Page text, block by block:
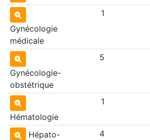
Gynécologie
médicale
1
Gynécologie-
obstétrique
5
Hématologie
1
Hépato-
4